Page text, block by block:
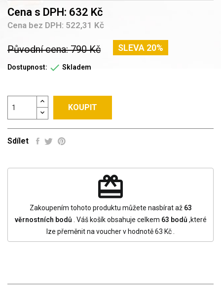
Cena s DPH: 632 Kč
Cena bez DPH: 522,31 Kč
Původní cena: 790 Kč SLEVA 20%
Dostupnost:  Skladem
KOUPIT
Sdílet
redeem
Zakoupením tohoto produktu můžete nasbírat až 63
věrnostních bodů . Váš košík obsahuje celkem 63 bodů ,které
lze přeměnit na voucher v hodnotě63 Kč.